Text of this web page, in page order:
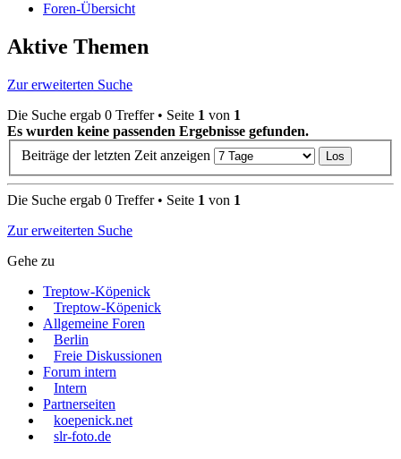
Foren-Übersicht
Aktive Themen
Zur erweiterten Suche
Die Suche ergab 0 Treffer • Seite 1 von 1
Es wurden keine passenden Ergebnisse gefunden.
Beiträge der letzten Zeit anzeigen
Die Suche ergab 0 Treffer • Seite 1 von 1
Zur erweiterten Suche
Gehe zu
Treptow-Köpenick
Treptow-Köpenick
Allgemeine Foren
Berlin
Freie Diskussionen
Forum intern
Intern
Partnerseiten
koepenick.net
slr-foto.de